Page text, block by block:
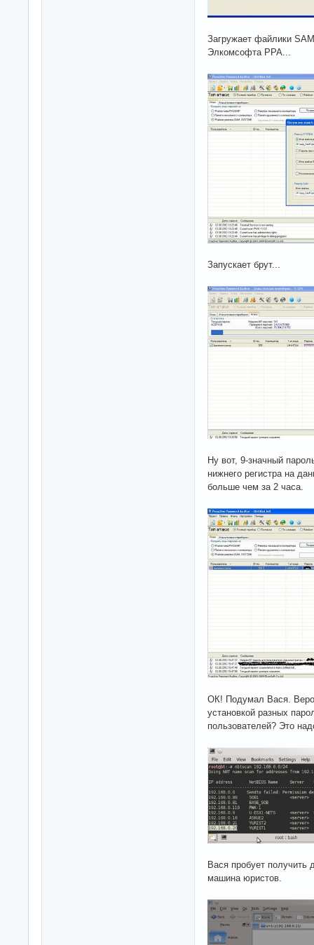
Загружает файлики
Элкомсофта PPA...
Запускает брут...
Ну вот, 9-значный
нижнего регистра на
больше чем за 2 часа.
ОК! Подумал Вася.
установкой разных
пользователей? Это
Вася пробует получить
машина юристов.